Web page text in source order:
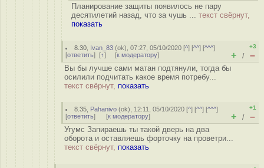
Планирование защиты появилось не пару
десятилетий назад, что за чушь ... текст свёрнут,
показать
8.30 Ivan_83 (ok), 07:27, 05/10/2020 [^] [^^] [^^^]
[ответить] [↑] [к модератору]
+3
+ / –
Вы бы лучше сами матан подтянули, тогда бы
осилили подчитать какое время потребу...
текст свёрнут, показать
8.35 Pahanivo (ok), 12:11, 05/10/2020 [^] [^^] [^^^]
[ответить] [к модератору]
+1
+ / –
Угумс Запираешь ты такой дверь на два
оборота и оставляешь форточку на проветри...
текст свёрнут, показать